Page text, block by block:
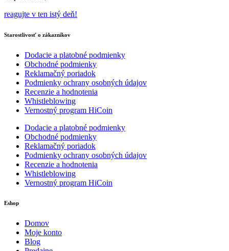
reagujte v ten istý deň!
Starostlivosť o zákazníkov
Dodacie a platobné podmienky
Obchodné podmienky
Reklamačný poriadok
Podmienky ochrany osobných údajov
Recenzie a hodnotenia
Whistleblowing
Vernostný program HiCoin
Dodacie a platobné podmienky
Obchodné podmienky
Reklamačný poriadok
Podmienky ochrany osobných údajov
Recenzie a hodnotenia
Whistleblowing
Vernostný program HiCoin
Eshop
Domov
Moje konto
Blog